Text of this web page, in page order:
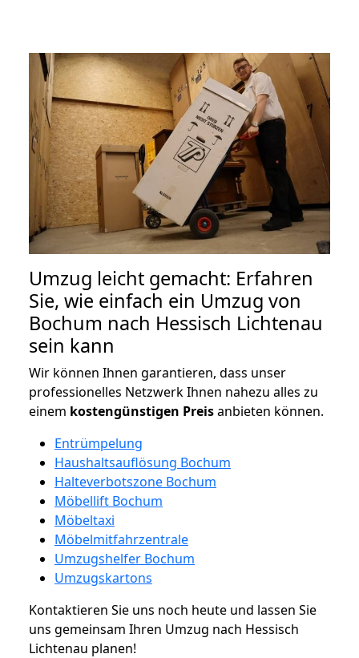
Umzug leicht gemacht: Erfahren
Sie, wie einfach ein Umzug von
Bochum nach Hessisch Lichtenau
sein kann
Wir können Ihnen garantieren, dass unser
professionelles Netzwerk Ihnen nahezu alles zu
einem kostengünstigen Preisanbieten können.
Entrümpelung
Haushaltsauflösung Bochum
Halteverbotszone Bochum
Möbellift Bochum
Möbeltaxi
Möbelmitfahrzentrale
Umzugshelfer Bochum
Umzugskartons
Kontaktieren Sie uns noch heute und lassen Sie
uns gemeinsam Ihren Umzug nach Hessisch
Lichtenau planen!